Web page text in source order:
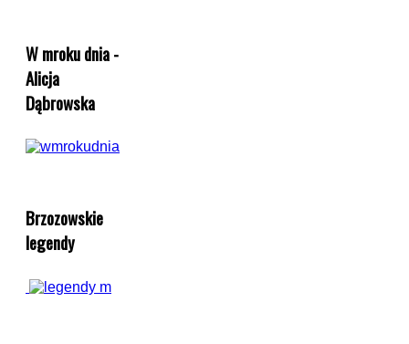
W mroku dnia -
Alicja
Dąbrowska
Brzozowskie
legendy